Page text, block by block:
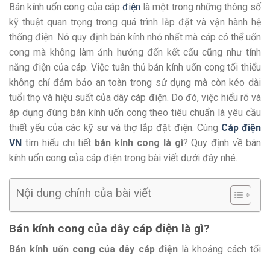
Bán kính uốn cong của cáp điện là một trong những thông số
kỹ thuật quan trọng trong quá trình lắp đặt và vận hành hệ
thống điện. Nó quy định bán kính nhỏ nhất mà cáp có thể uốn
cong mà không làm ảnh hưởng đến kết cấu cũng như tính
năng điện của cáp. Việc tuân thủ bán kính uốn cong tối thiểu
không chỉ đảm bảo an toàn trong sử dụng mà còn kéo dài
tuổi thọ và hiệu suất của dây cáp điện. Do đó, việc hiểu rõ và
áp dụng đúng bán kính uốn cong theo tiêu chuẩn là yêu cầu
thiết yếu của các kỹ sư và thợ lắp đặt điện. Cùng Cáp điện
VN tìm hiểu chi tiết bán kính cong là gì? Quy định về bán
kính uốn cong của cáp điện trong bài viết dưới đây nhé.
Nội dung chính của bài viết
Bán kính cong của dây cáp điện là gì?
Bán kính uốn cong của dây cáp điệnlà khoảng cách tối